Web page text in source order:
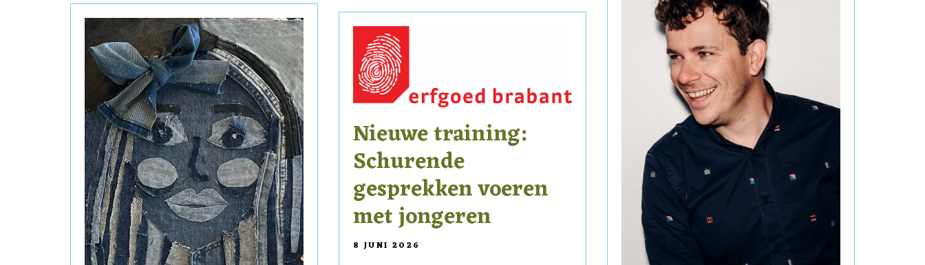
Nieuwe training:
Schurende
gesprekken voeren
met jongeren
8 JUNI 2026